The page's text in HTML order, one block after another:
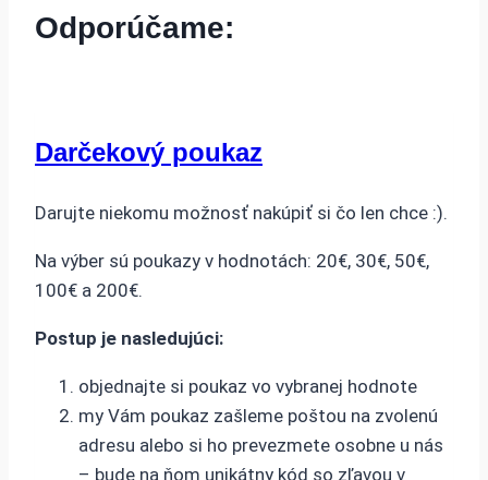
Odporúčame:
Darčekový poukaz
Darujte niekomu možnosť nakúpiť si čo len chce :).
Na výber sú poukazy v hodnotách: 20€, 30€, 50€,
100€ a 200€.
Postup je nasledujúci:
objednajte si poukaz vo vybranej hodnote
my Vám poukaz zašleme poštou na zvolenú
adresu alebo si ho prevezmete osobne u nás
– bude na ňom unikátny kód so zľavou v